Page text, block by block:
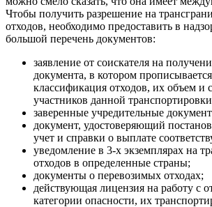
Чтобы получить разрешение на
отходов, необходимо предоставить в
большой перечень документов:
заявление от соискателя на
документа, в котором
классификация отходов, их объем и
участников данной
заверенные учредительные
документ, удостоверяющий
учет и справки о выплате
уведомление в 3-х экземплярах на
отходов в определенные страны;
документы о перевозимых отходах;
действующая лицензия на работу с
категории опасности, их